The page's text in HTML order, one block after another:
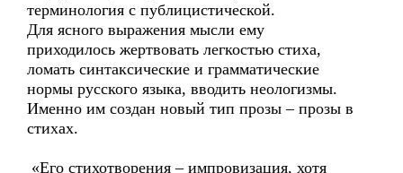
терминология с публицистической.
Для ясного выражения мысли ему
приходилось жертвовать легкостью стиха,
ломать синтаксические и грамматические
нормы русского языка, вводить неологизмы.
Именно им создан новый тип прозы – прозы в
стихах.
«Его стихотворения – импровизация, хотя